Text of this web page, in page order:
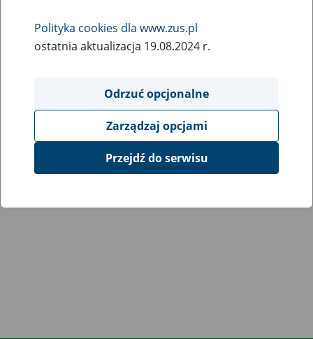
Polityka cookies dla www.zus.pl
ostatnia aktualizacja 19.08.2024 r.
Odrzuć opcjonalne
Zarządzaj opcjami
Przejdź do serwisu